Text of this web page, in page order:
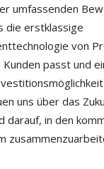
umfassenden
die erstklassige
von
Kunden passt und
uns über das
darauf, in den